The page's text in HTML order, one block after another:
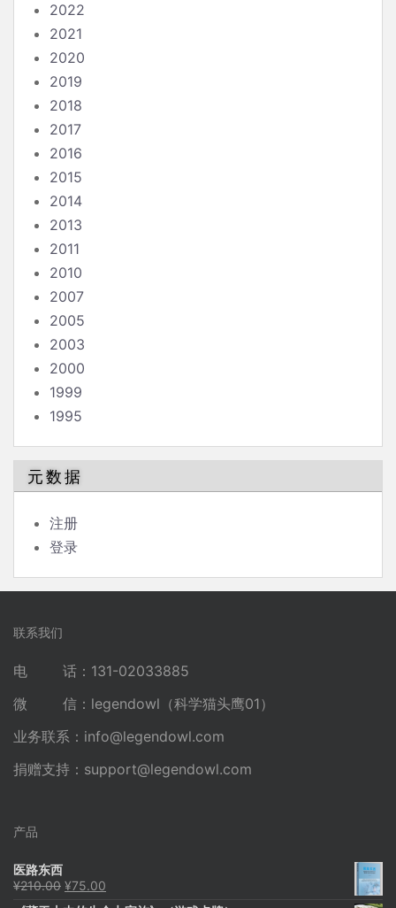
2022
2021
2020
2019
2018
2017
2016
2015
2014
2013
2011
2010
2007
2005
2003
2000
1999
1995
元数据
注册
登录
联系我们
电 话：131-02033885
微 信：legendowl（科学猫头鹰01）
业务联系： info@legendowl.com
捐赠支持： support@legendowl.com
产品
医路东西
¥210.00 原
¥75.00